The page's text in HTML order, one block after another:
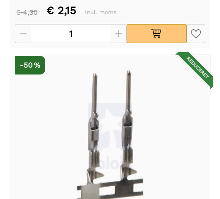
€ 4,30 € 2,15 Inkl. moms
REDUCERET
-50 %